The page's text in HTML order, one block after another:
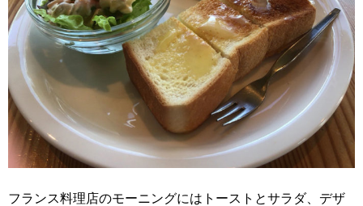
フランス料理店のモーニングにはトーストとサラダ、デザ